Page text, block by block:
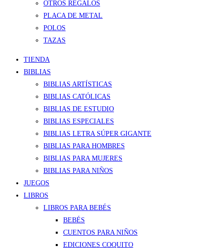
OTROS REGALOS
PLACA DE METAL
POLOS
TAZAS
TIENDA
BIBLIAS
BIBLIAS ARTÍSTICAS
BIBLIAS CATÓLICAS
BIBLIAS DE ESTUDIO
BIBLIAS ESPECIALES
BIBLIAS LETRA SÚPER GIGANTE
BIBLIAS PARA HOMBRES
BIBLIAS PARA MUJERES
BIBLIAS PARA NIÑOS
JUEGOS
LIBROS
LIBROS PARA BEBÉS
BEBÉS
CUENTOS PARA NIÑOS
EDICIONES COQUITO